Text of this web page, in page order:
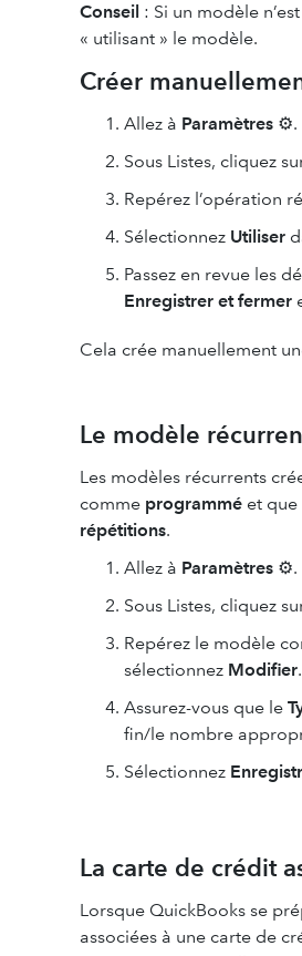
Conseil : Si un modèle
« utilisant » le modèle.
Créer
Allez à Paramètres ⚙.
Sous Listes, cliquez
Repérez l’opération
Sélectionnez Utiliser
Passez en revue les
Enregistrer et fermer
Cela crée manuellement
Le modèle
Les modèles récurrents
comme programmé et que
répétitions.
Allez à Paramètres ⚙.
Sous Listes, cliquez
Repérez le modèle
sélectionnez Modifier.
Assurez-vous que le
fin/le nombre
Sélectionnez
La carte de crédit
Lorsque QuickBooks se
associées à une carte de